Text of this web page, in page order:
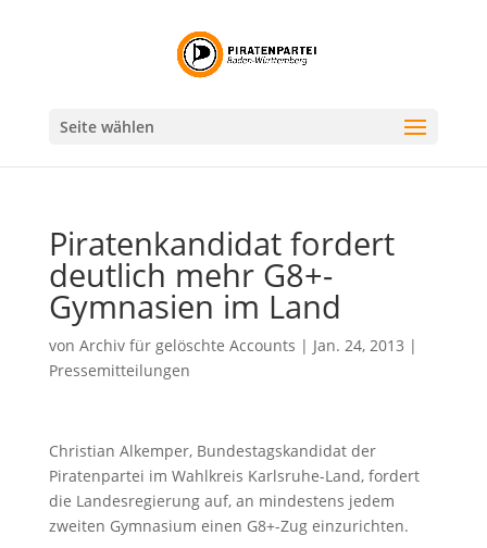
Seite wählen
Piratenkandidat fordert
deutlich mehr G8+-
Gymnasien im Land
von Archiv für gelöschte Accounts | Jan. 24, 2013 |
Pressemitteilungen
Christian Alkemper, Bundestagskandidat der
Piratenpartei im Wahlkreis Karlsruhe-Land, fordert
die Landesregierung auf, an mindestens jedem
zweiten Gymnasium einen G8+-Zug einzurichten.